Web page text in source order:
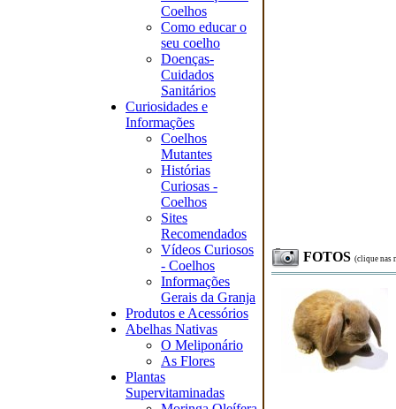
Coelhos
Como educar o
seu coelho
Doenças-
Cuidados
Sanitários
Curiosidades e
Informações
Coelhos
Mutantes
Histórias
Curiosas -
Coelhos
Sites
Recomendados
Vídeos Curiosos
- Coelhos
Informações
Gerais da Granja
Produtos e Acessórios
Abelhas Nativas
O Meliponário
As Flores
Plantas
Supervitaminadas
FOTOS (clique nas